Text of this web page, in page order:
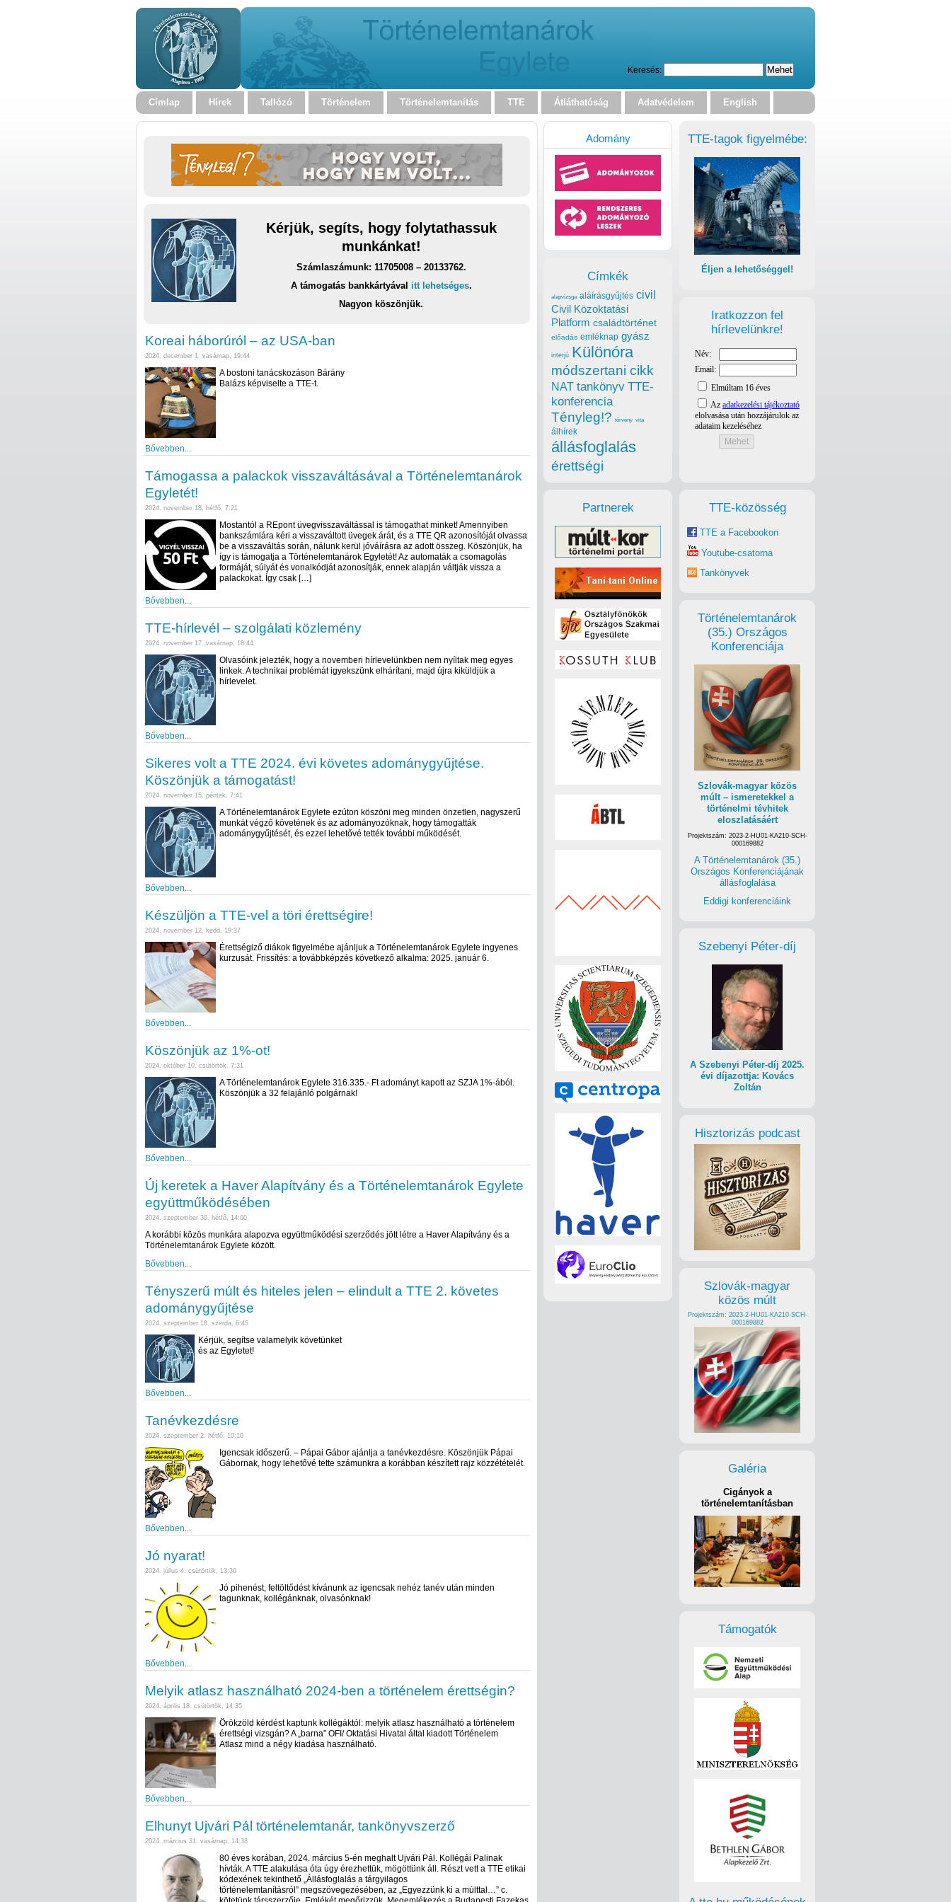
Keresés:
Címlap Hírek Tallózó Történelem Történelemtanítás TTE Átláthatóság Adatvédelem English
Kérjük, segíts, hogy folytathassuk
munkánkat!
Számlaszámunk: 11705008 – 20133762.
A támogatás bankkártyával itt lehetséges.
Nagyon köszönjük.
Koreai háborúról – az USA-ban
2024. december 1. vasárnap, 19:44
A bostoni tanácskozáson Bárány
Balázs képviselte a TTE-t.
Bővebben...
Támogassa a palackok visszaváltásával a Történelemtanárok
Egyletét!
2024. november 18. hétfő, 7:21
Mostantól a REpont üvegvisszaváltással is támogathat minket! Amennyiben
bankszámlára kéri a visszaváltott üvegek árát, és a TTE QR azonosítóját olvassa
be a visszaváltás során, nálunk kerül jóváírásra az adott összeg. Köszönjük, ha
így is támogatja a Történelemtanárok Egyletét! Az automaták a csomagolás
formáját, súlyát és vonalkódját azonosítják, ennek alapján váltják vissza a
palackokat. Így csak […]
Bővebben...
TTE-hírlevél – szolgálati közlemény
2024. november 17. vasárnap, 18:44
Olvasóink jelezték, hogy a novemberi hírlevelünkben nem nyíltak meg egyes
linkek. A technikai problémát igyekszünk elhárítani, majd újra kiküldjük a
hírlevelet.
Bővebben...
Sikeres volt a TTE 2024. évi követes adománygyűjtése.
Köszönjük a támogatást!
2024. november 15. péntek, 7:41
A Történelemtanárok Egylete ezúton köszöni meg minden önzetlen, nagyszerű
munkát végző követének és az adományozóknak, hogy támogatták
adománygyűjtését, és ezzel lehetővé tették további működését.
Bővebben...
Készüljön a TTE-vel a töri érettségire!
2024. november 12. kedd, 19:37
Érettségiző diákok figyelmébe ajánljuk a Történelemtanárok Egylete ingyenes
kurzusát. Frissítés: a továbbképzés következő alkalma: 2025. január 6.
Bővebben...
Köszönjük az 1%-ot!
2024. október 10. csütörtök, 7:31
A Történelemtanárok Egylete 316.335.- Ft adományt kapott az SZJA 1%-ából.
Köszönjük a 32 felajánló polgárnak!
Bővebben...
Új keretek a Haver Alapítvány és a Történelemtanárok Egylete
együttműködésében
2024. szeptember 30. hétfő, 14:00
A korábbi közös munkára alapozva együttműködési szerződés jött létre a Haver Alapítvány és a
Történelemtanárok Egylete között.
Bővebben...
Tényszerű múlt és hiteles jelen – elindult a TTE 2. követes
adománygyűjtése
2024. szeptember 18. szerda, 6:45
Kérjük, segítse valamelyik követünket
és az Egyletet!
Bővebben...
Tanévkezdésre
2024. szeptember 2. hétfő, 10:10
Igencsak időszerű. – Pápai Gábor ajánlja a tanévkezdésre. Köszönjük Pápai
Gábornak, hogy lehetővé tette számunkra a korábban készített rajz közzétételét.
Bővebben...
Jó nyarat!
2024. július 4. csütörtök, 13:30
Jó pihenést, feltöltődést kívánunk az igencsak nehéz tanév után minden
tagunknak, kollégánknak, olvasónknak!
Bővebben...
Melyik atlasz használható 2024-ben a történelem érettségin?
2024. április 18. csütörtök, 14:35
Örökzöld kérdést kaptunk kollégáktól: melyik atlasz használható a történelem
érettségi vizsgán? A „barna” OFI/ Oktatási Hivatal által kiadott Történelem
Atlasz mind a négy kiadása használható.
Bővebben...
Elhunyt Ujvári Pál történelemtanár, tankönyvszerző
2024. március 31. vasárnap, 14:38
80 éves korában, 2024. március 5-én meghalt Ujvári Pál. Kollégái Palinak
hívták. A TTE alakulása óta úgy érezhettük, mögöttünk áll. Részt vett a TTE etikai
kódexének tekinthető „Állásfoglalás a tárgyilagos
történelemtanításról” megszövegezésében, az „Egyezzünk ki a múlttal…” c.
kötetünk társszerzője. Emlékét megőrizzük. Megemlékezés a Budapesti Fazekas
TTE-tagok figyelmébe:
Éljen a lehetőséggel!
Iratkozzon fel
hírlevelünkre!
TTE-közösség
TTE a Facebookon
Youtube-csatorna
Tankönyvek
Történelemtanárok
(35.) Országos
Konferenciája
Szlovák-magyar közös
múlt – ismeretekkel a
történelmi tévhitek
eloszlatásáért
Projektszám: 2023-2-HU01-KA210-SCH-
000169882
A Történelemtanárok (35.)
Országos Konferenciájának
állásfoglalása
Eddigi konferenciáink
Szebenyi Péter-díj
A Szebenyi Péter-díj 2025.
évi díjazottja: Kovács
Zoltán
Hisztorizás podcast
Szlovák-magyar
közös múlt
Projektszám: 2023-2-HU01-KA210-SCH-
000169882
Galéria
Cigányok a
történelemtanításban
Támogatók
Adomány
Címkék
alapvizsga aláírásgyűjtés civil
Civil Közoktatási
Platform családtörténet
előadás emléknap gyász
interjú Különóra
módszertani cikk
NAT tankönyv TTE-
konferencia
Tényleg!? törvény vita
álhírek
állásfoglalás
érettségi
Partnerek